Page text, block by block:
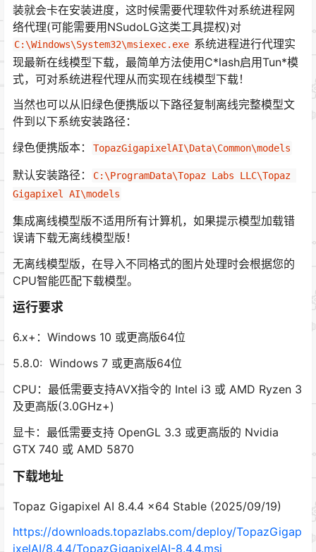
装就会卡在安装进度，这时候需要代理软件对系统进程网
络代理(可能需要用NSudoLG这类工具提权)对
C:\Windows\System32\msiexec.exe 系统进程进行代理实
现最新在线模型下载，最简单方法使用C*lash启用Tun*模
式，可对系统进程代理从而实现在线模型下载！
当然也可以从旧绿色便携版以下路径复制离线完整模型文
件到以下系统安装路径：
绿色便携版本：
TopazGigapixelAI\Data\Common\models
默认安装路径：
C:\ProgramData\Topaz Labs LLC\Topaz
Gigapixel AI\models
集成离线模型版不适用所有计算机，如果提示模型加载错
误请下载无离线模型版！
无离线模型版，在导入不同格式的图片处理时会根据您的
CPU智能匹配下载模型。
运行要求
6.x+：Windows 10 或更高版64位
5.8.0: Windows 7 或更高版64位
CPU：最低需要支持AVX指令的 Intel i3 或 AMD Ryzen 3
及更高版(3.0GHz+)
显卡：最低需要支持 OpenGL 3.3 或更高版的 Nvidia
GTX 740 或 AMD 5870
下载地址
Topaz Gigapixel AI 8.4.4 x64 Stable (2025/09/19)
https://downloads.topazlabs.com/deploy/TopazGigap
ixelAI/8.4.4/TopazGigapixelAI-8.4.4.msi